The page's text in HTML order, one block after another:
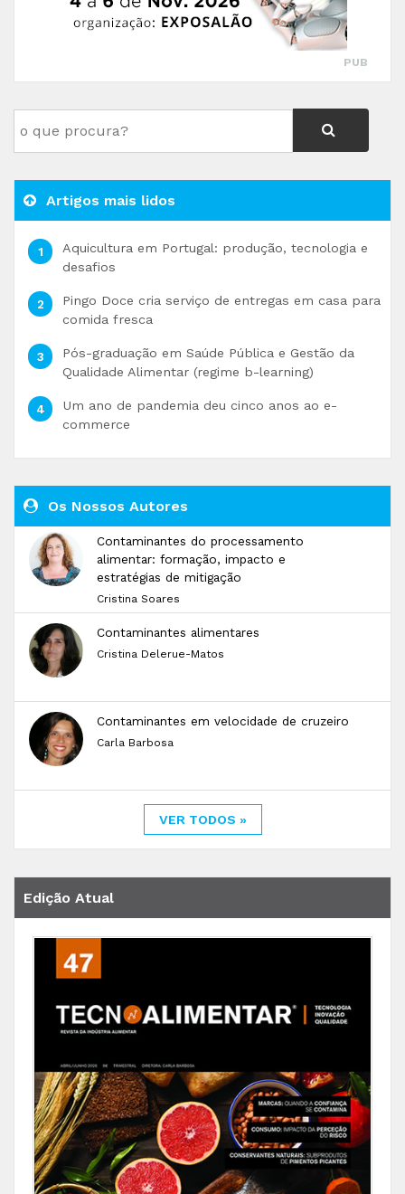
PUB
Artigos mais lidos
Aquicultura em Portugal: produção, tecnologia e
desafios
Pingo Doce cria serviço de entregas em casa para
comida fresca
Pós-graduação em Saúde Pública e Gestão da
Qualidade Alimentar (regime b-learning)
Um ano de pandemia deu cinco anos ao e-
commerce
Os Nossos Autores
Contaminantes do processamento
alimentar: formação, impacto e
estratégias de mitigação
Cristina Soares
Contaminantes alimentares
Cristina Delerue-Matos
Contaminantes em velocidade de cruzeiro
Carla Barbosa
VER TODOS »
Edição Atual